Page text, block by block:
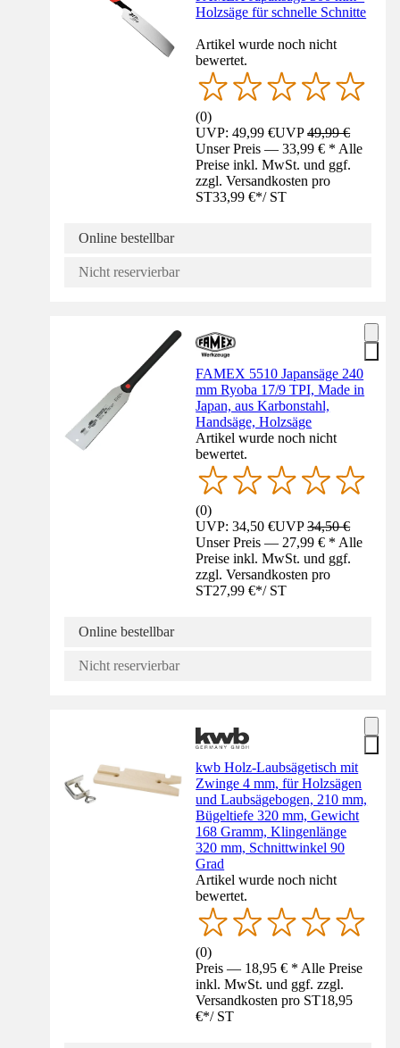
Holzsäge für schnelle Schnitte
Artikel wurde noch nicht
bewertet.
(0)
UVP: 49,99 €UVP49,99 €
Unser Preis — 33,99 € * Alle
Preise inkl. MwSt. und ggf.
zzgl. Versandkosten pro
ST33,99 €*/ ST
Online bestellbar
Nicht reservierbar
FAMEX 5510 Japansäge 240
mm Ryoba 17/9 TPI, Made in
Japan, aus Karbonstahl,
Handsäge, Holzsäge
Artikel wurde noch nicht
bewertet.
(0)
UVP: 34,50 €UVP34,50 €
Unser Preis — 27,99 € * Alle
Preise inkl. MwSt. und ggf.
zzgl. Versandkosten pro
ST27,99 €*/ ST
Online bestellbar
Nicht reservierbar
kwb Holz-Laubsägetisch mit
Zwinge 4 mm, für Holzsägen
und Laubsägebogen, 210 mm,
Bügeltiefe 320 mm, Gewicht
168 Gramm, Klingenlänge
320 mm, Schnittwinkel 90
Grad
Artikel wurde noch nicht
bewertet.
(0)
Preis — 18,95 € * Alle Preise
inkl. MwSt. und ggf. zzgl.
Versandkosten pro ST18,95
€*/ ST